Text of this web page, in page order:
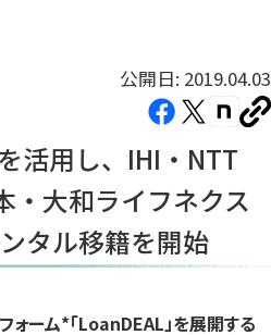
公開日: 2019.04.03
Facebook（新
い
タ
で
X（新
い
タ
で
note（新
い
タ
で
活用し、IHI・NTT
・大和ライフネクス
タル移籍を開始
ーム*「LoanDEAL」を展開する